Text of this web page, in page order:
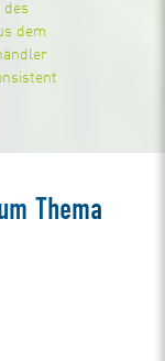
des
dem
Thema